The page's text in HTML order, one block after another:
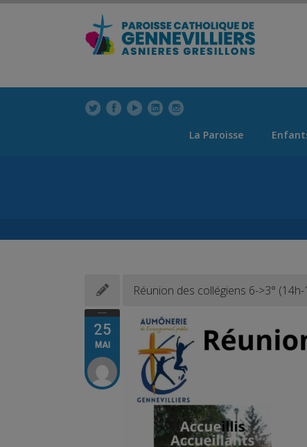
La Paroisse
25
MAI
Réunion des collégiens 6->3°